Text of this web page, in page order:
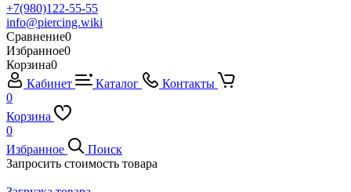
+7(980)122-55-55
info@piercing.wiki
Сравнение0
Избранное0
Корзина0
Кабинет
Каталог
Контакты
0
Корзина
0
Избранное
Поиск
Запросить стоимость товара